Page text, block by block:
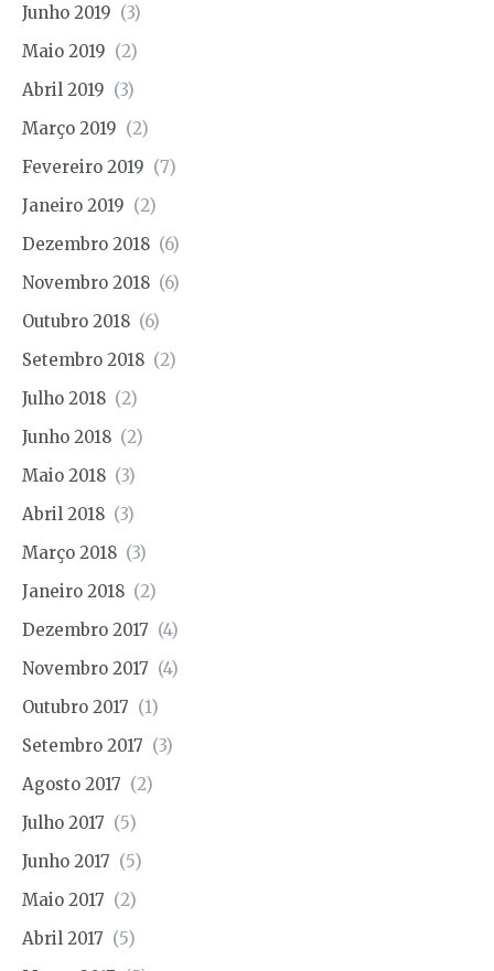
Junho 2019 (3)
Maio 2019 (2)
Abril 2019 (3)
Março 2019 (2)
Fevereiro 2019 (7)
Janeiro 2019 (2)
Dezembro 2018 (6)
Novembro 2018 (6)
Outubro 2018 (6)
Setembro 2018 (2)
Julho 2018 (2)
Junho 2018 (2)
Maio 2018 (3)
Abril 2018 (3)
Março 2018 (3)
Janeiro 2018 (2)
Dezembro 2017 (4)
Novembro 2017 (4)
Outubro 2017 (1)
Setembro 2017 (3)
Agosto 2017 (2)
Julho 2017 (5)
Junho 2017 (5)
Maio 2017 (2)
Abril 2017 (5)